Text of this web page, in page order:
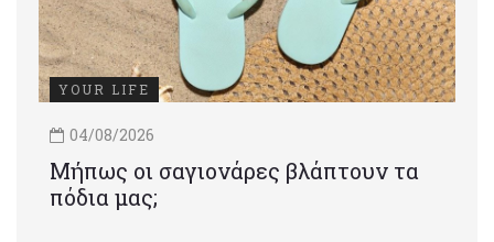
YOUR LIFE
04/08/2026
Μήπως οι σαγιονάρες βλάπτουν τα
πόδια μας;